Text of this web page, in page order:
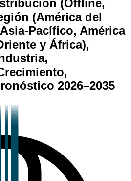
(Offline,
(América del
Pacífico, América
y África),
2026–2035